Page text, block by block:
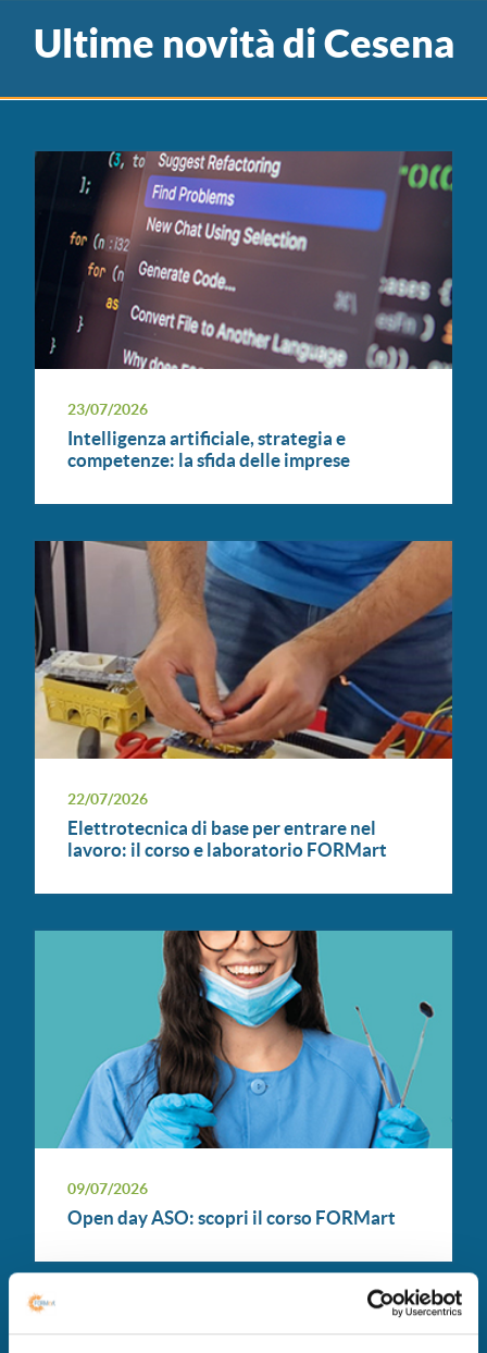
Ultime novità di Cesena
23/07/2026
Intelligenza artificiale, strategia e
competenze: la sfida delle imprese
22/07/2026
Elettrotecnica di base per entrare nel
lavoro: il corso e laboratorio FORMart
09/07/2026
Open day ASO: scopri il corso FORMart